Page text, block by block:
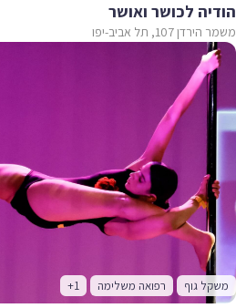
הודיה לכושר ואושר
משמר הירדן 107, תל אביב-יפו
משקל גוף רפואה משלימה +1